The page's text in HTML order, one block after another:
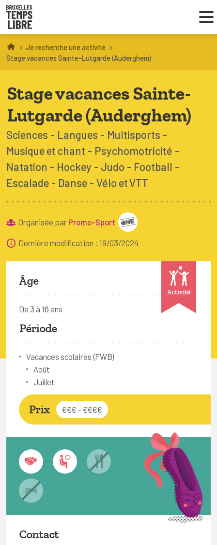
Infos parents
Coordinations ATL
VOUS CHERCHEZ DES ACTIVITÉS
À BRUXELLES
Trouver une activité
FAQ
Connexion
Je recherche une activité
Stage vacances Sainte-Lutgarde (Auderghem)
Stage vacances Sainte-
Lutgarde (Auderghem)
Sciences Langues
Multisports
Musique et chant
Psychomotricité
Natation
Hockey Judo
Football
Escalade
Danse Vélo et VTT
Organisée par Promo-Sport
Dernière modification : 19/03/2024
Activité
Âge
De 3 à 16 ans
Période
Vacances scolaires (FWB)
Août
Juillet
Prix €€€ - €€€€
Contact